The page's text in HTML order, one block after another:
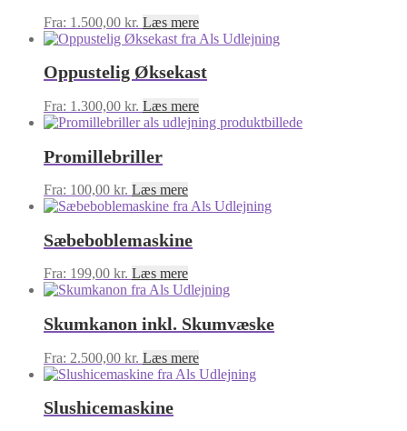
Fra: 1.500,00 kr. Læs mere
Oppustelig Øksekast
Fra: 1.300,00 kr. Læs mere
Promillebriller
Fra: 100,00 kr. Læs mere
Sæbeboblemaskine
Fra: 199,00 kr. Læs mere
Skumkanon inkl. Skumvæske
Fra: 2.500,00 kr. Læs mere
Slushicemaskine